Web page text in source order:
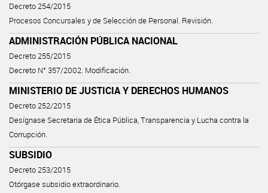
Decreto 254/2015
Procesos Concursales y de Selección de Personal. Revisión.
ADMINISTRACIÓN PÚBLICA NACIONAL
Decreto 255/2015
Decreto N° 357/2002. Modificación.
MINISTERIO DE JUSTICIA Y DERECHOS HUMANOS
Decreto 252/2015
Desígnase Secretaria de Ética Pública, Transparencia y Lucha contra la
Corrupción.
SUBSIDIO
Decreto 253/2015
Otórgase subsidio extraordinario.